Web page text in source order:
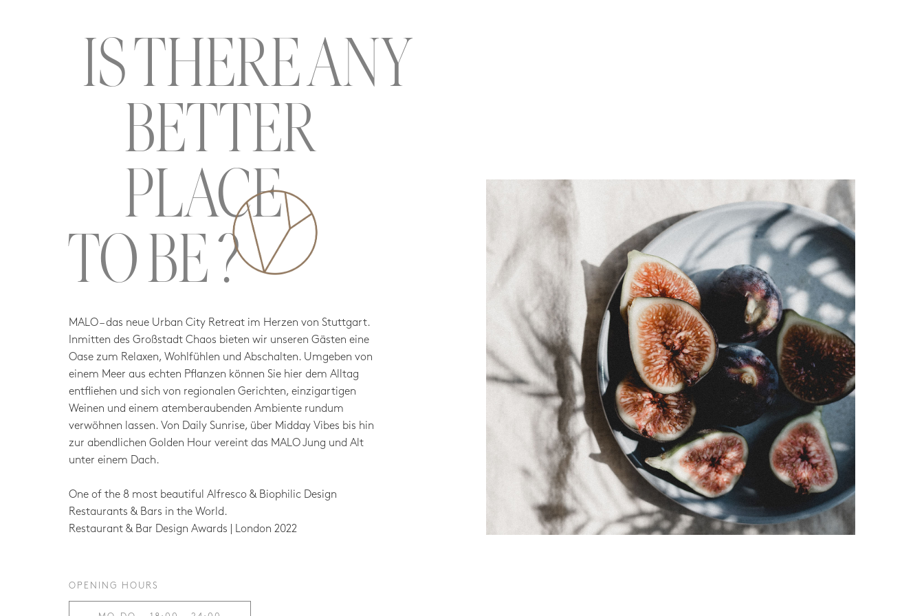
IS THERE ANY
BETTER
PLACE
TO BE ?
MALO – das neue Urban City Retreat im Herzen von Stuttgart.
Inmitten des Großstadt Chaos bieten wir unseren Gästen eine
Oase zum Relaxen, Wohlfühlen und Abschalten. Umgeben von
einem Meer aus echten Pflanzen können Sie hier dem Alltag
entfliehen und sich von regionalen Gerichten, einzigartigen
Weinen und einem atemberaubenden Ambiente rundum
verwöhnen lassen. Von Daily Sunrise, über Midday Vibes bis hin
zur abendlichen Golden Hour vereint das MALO Jung und Alt
unter einem Dach.
One of the 8 most beautiful Alfresco & Biophilic Design
Restaurants & Bars in the World.
Restaurant & Bar Design Awards | London 2022
OPENING HOURS